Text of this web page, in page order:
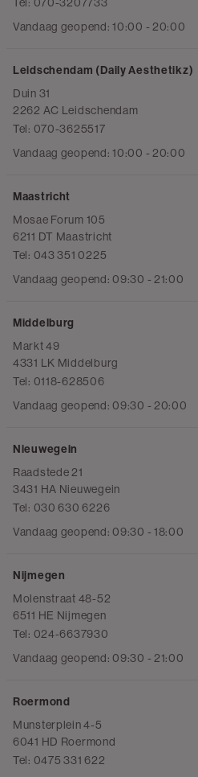
Tel: 070-3207733
Vandaag geopend: 10:00 - 20:00
Leidschendam (Daily Aesthetikz)
Duin 31
2262 AC Leidschendam
Tel: 070-3625517
Vandaag geopend: 10:00 - 20:00
Maastricht
Mosae Forum 105
6211 DT Maastricht
Tel: 043 351 0225
Vandaag geopend: 09:30 - 21:00
Middelburg
Markt 49
4331 LK Middelburg
Tel: 0118-628506
Vandaag geopend: 09:30 - 20:00
Nieuwegein
Raadstede 21
3431 HA Nieuwegein
Tel: 030 630 6226
Vandaag geopend: 09:30 - 18:00
Nijmegen
Molenstraat 48-52
6511 HE Nijmegen
Tel: 024-6637930
Vandaag geopend: 09:30 - 21:00
Roermond
Munsterplein 4-5
6041 HD Roermond
Tel: 0475 331 622